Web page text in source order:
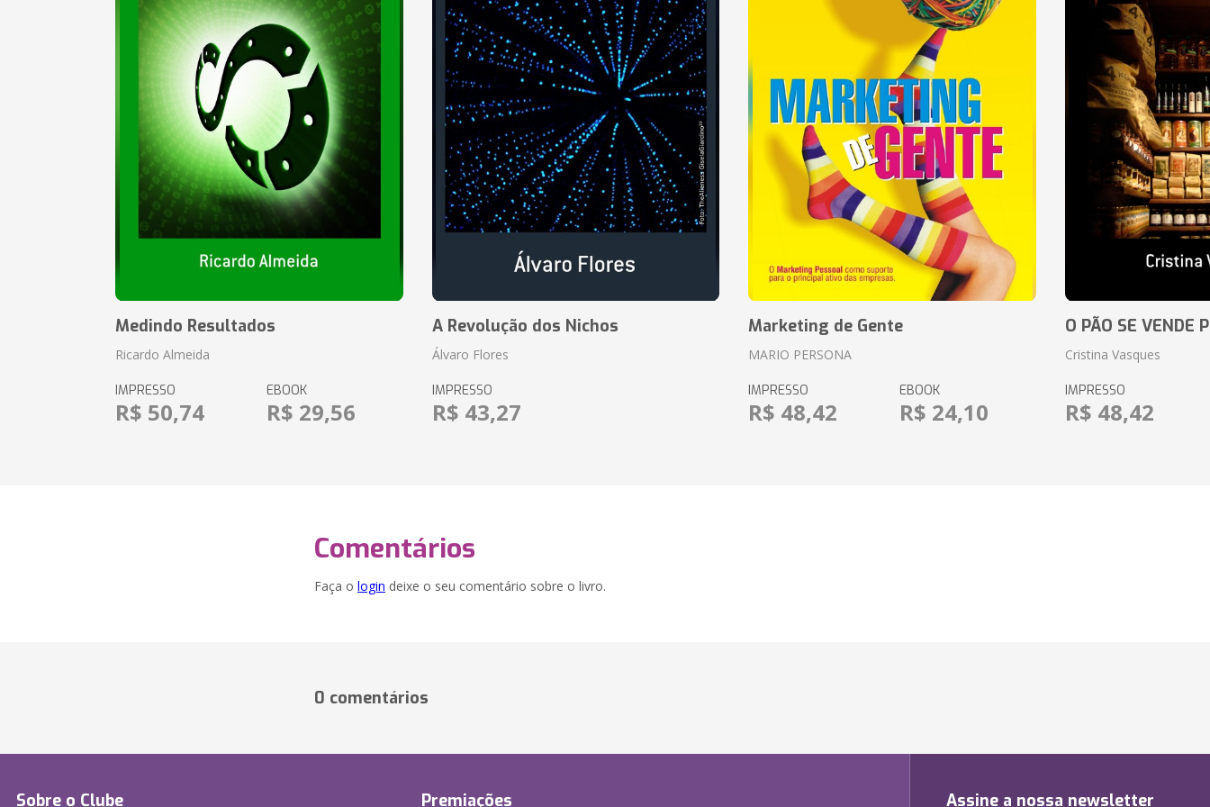
Medindo Resultados
Ricardo Almeida
IMPRESSO
R$ 50,74
EBOOK
R$ 29,56
A Revolução dos Nichos
Álvaro Flores
IMPRESSO
R$ 43,27
Marketing de Gente
MARIO PERSONA
IMPRESSO
R$ 48,42
EBOOK
R$ 24,10
O PÃO SE VENDE
Cristina Vasques
IMPRESSO
R$ 48,42
Comentários
Faça o login deixe o seu comentário sobre o livro.
0 comentários
Sobre o Clube Premiações Assine a nossa newsletter